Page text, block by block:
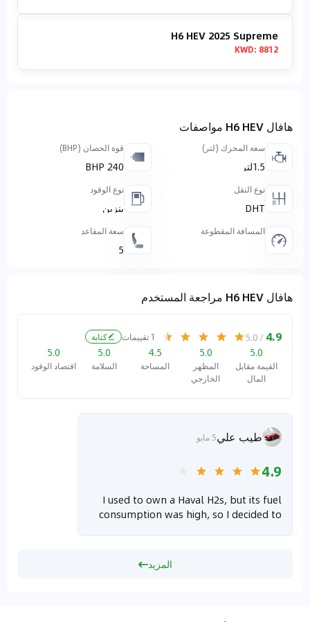
H6 HEV 2025 Supreme
KWD: 8812
هافال H6 HEV مواصفات
سعة المحرك (لتر)
1.5لتر
قوة الحصان (BHP)
240 BHP
نوع النقل
DHT
نوع الوقود
بنزين
المسافة المقطوعة سعة المقاعد
5
هافال H6 HEV مراجعة المستخدم
4.9
/ 5.0
1 تقييمات كتابة
5.0
القيمة مقابل
المال
5.0
المظهر
الخارجي
4.5
المساحة
5.0
السلامة
5.0
اقتصاد الوقود
طيب علي5 مايو
4.9
I used to own a Haval H2s, but its fuel
consumption was high, so I decided to
Starlight L, and Chery Tiggo 9. Most of
them were above my budget, especially
المزيد